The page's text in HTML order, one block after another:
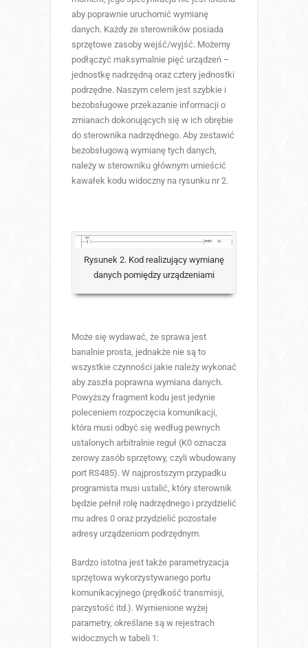
aby poprawnie uruchomić wymianę
danych. Każdy ze sterowników posiada
sprzętowe zasoby wejść/wyjść. Możemy
podłączyć maksymalnie pięć urządzeń –
jednostkę nadrzędną oraz cztery jednostki
podrzędne. Naszym celem jest szybkie i
bezobsługowe przekazanie informacji o
zmianach dokonujących się w ich obrębie
do sterownika nadrzędnego. Aby zestawić
bezobsługową wymianę tych danych,
należy w sterowniku głównym umieścić
kawałek kodu widoczny na rysunku nr 2.
Rysunek 2. Kod realizujący wymianę
danych pomiędzy urządzeniami
Może się wydawać, że sprawa jest
banalnie prosta, jednakże nie są to
wszystkie czynności jakie należy wykonać
aby zaszła poprawna wymiana danych.
Powyższy fragment kodu jest jedynie
poleceniem rozpoczęcia komunikacji,
która musi odbyć się według pewnych
ustalonych arbitralnie reguł (K0 oznacza
zerowy zasób sprzętowy, czyli wbudowany
port RS485). W najprostszym przypadku
programista musi ustalić, który sterownik
będzie pełnił rolę nadrzędnego i przydzielić
mu adres 0 oraz przydzielić pozostałe
adresy urządzeniom podrzędnym.
Bardzo istotna jest także parametryzacja
sprzętowa wykorzystywanego portu
komunikacyjnego (prędkość transmisji,
parzystość itd.). Wymienione wyżej
parametry, określane są w rejestrach
widocznych w tabeli 1: